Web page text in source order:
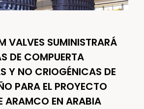
VALVES SUMINISTRARÁ
DE COMPUERTA
Y NO CRIOGÉNICAS DE
PARA EL PROYECTO
ARAMCO EN ARABIA